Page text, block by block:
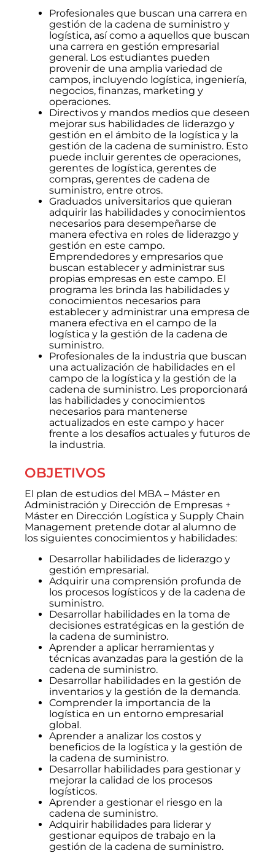
Profesionales que buscan una carrera en
gestión de la cadena de suministro y
logística, así como a aquellos que buscan
una carrera en gestión empresarial
general. Los estudiantes pueden
provenir de una amplia variedad de
campos, incluyendo logística, ingeniería,
negocios, finanzas, marketing y
operaciones.
Directivos y mandos medios que deseen
mejorar sus habilidades de liderazgo y
gestión en el ámbito de la logística y la
gestión de la cadena de suministro. Esto
puede incluir gerentes de operaciones,
gerentes de logística, gerentes de
compras, gerentes de cadena de
suministro, entre otros.
Graduados universitarios que quieran
adquirir las habilidades y conocimientos
necesarios para desempeñarse de
manera efectiva en roles de liderazgo y
gestión en este campo.
Emprendedores y empresarios que
buscan establecer y administrar sus
propias empresas en este campo. El
programa les brinda las habilidades y
conocimientos necesarios para
establecer y administrar una empresa de
manera efectiva en el campo de la
logística y la gestión de la cadena de
suministro.
Profesionales de la industria que buscan
una actualización de habilidades en el
campo de la logística y la gestión de la
cadena de suministro. Les proporcionará
las habilidades y conocimientos
necesarios para mantenerse
actualizados en este campo y hacer
frente a los desafíos actuales y futuros de
la industria.
OBJETIVOS
El plan de estudios del MBA – Máster en
Administración y Dirección de Empresas +
Máster en Dirección Logística y Supply Chain
Management pretende dotar al alumno de
los siguientes conocimientos y habilidades:
Desarrollar habilidades de liderazgo y
gestión empresarial.
Adquirir una comprensión profunda de
los procesos logísticos y de la cadena de
suministro.
Desarrollar habilidades en la toma de
decisiones estratégicas en la gestión de
la cadena de suministro.
Aprender a aplicar herramientas y
técnicas avanzadas para la gestión de la
cadena de suministro.
Desarrollar habilidades en la gestión de
inventarios y la gestión de la demanda.
Comprender la importancia de la
logística en un entorno empresarial
global.
Aprender a analizar los costos y
beneficios de la logística y la gestión de
la cadena de suministro.
Desarrollar habilidades para gestionar y
mejorar la calidad de los procesos
logísticos.
Aprender a gestionar el riesgo en la
cadena de suministro.
Adquirir habilidades para liderar y
gestionar equipos de trabajo en la
gestión de la cadena de suministro.